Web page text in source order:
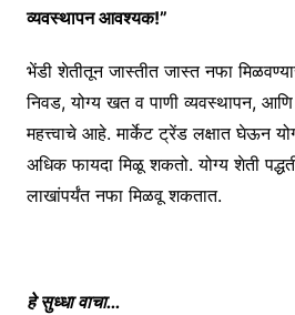
व्यवस्थापन आवश्यक!”
भेंडी शेतीतून जास्तीत जास्त नफा
निवड, योग्य खत व पाणी व्यवस्थापन,
महत्त्वाचे आहे. मार्केट ट्रेंड लक्षात घेऊन
अधिक फायदा मिळू शकतो. योग्य शेती
लाखांपर्यंत नफा मिळवू शकतात.
हे सुध्धा वाचा…